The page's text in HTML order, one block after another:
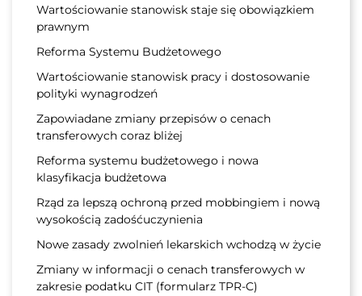
Wartościowanie stanowisk staje się obowiązkiem
prawnym
Reforma Systemu Budżetowego
Wartościowanie stanowisk pracy i dostosowanie
polityki wynagrodzeń
Zapowiadane zmiany przepisów o cenach
transferowych coraz bliżej
Reforma systemu budżetowego i nowa
klasyfikacja budżetowa
Rząd za lepszą ochroną przed mobbingiem i nową
wysokością zadośćuczynienia
Nowe zasady zwolnień lekarskich wchodzą w życie
Zmiany w informacji o cenach transferowych w
zakresie podatku CIT (formularz TPR-C)